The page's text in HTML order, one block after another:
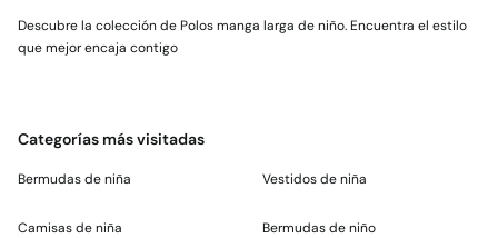
Descubre la colección de Polos manga larga de niño. Encuentra el estilo
que mejor encaja contigo
Categorías más visitadas
Bermudas de niña
Camisas de niña
Vestidos de niña
Bermudas de niño